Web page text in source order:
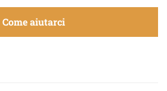
Come aiutarci